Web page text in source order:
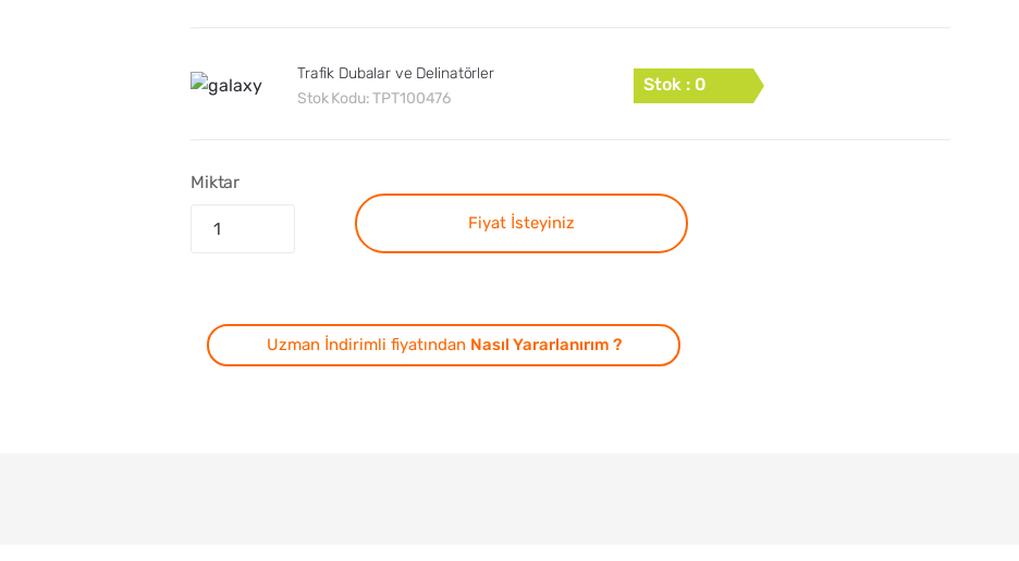
Trafik Dubalar ve Delinatörler
Stok Kodu:TPT100476
Stok : 0
Miktar
Fiyat İsteyiniz
Uzman İndirimli fiyatından Nasıl Yararlanırım ?